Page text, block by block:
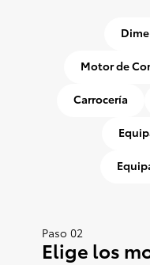
Motor de
Carrocería
Paso 02
Elige los